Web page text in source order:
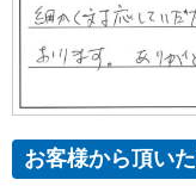
お客様から頂い